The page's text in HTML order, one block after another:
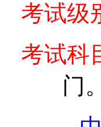
考试级
考试科
门。